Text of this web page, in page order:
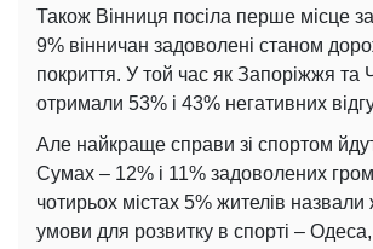
Також Вінниця посіла перше місце за
9% вінничан задоволені станом
покриття. У той час як Запоріжжя та
отримали 53% і 43% негативних
Але найкраще справи зі спортом
Сумах – 12% і 11% задоволених
чотирьох містах 5% жителів
умови для розвитку в спорті – Одеса,